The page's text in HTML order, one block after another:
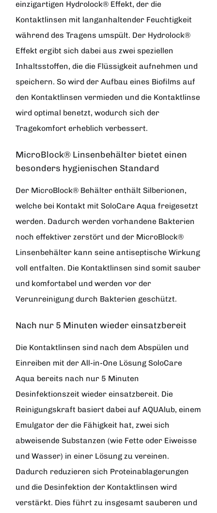
einzigartigen Hydrolock® Effekt, der die
Kontaktlinsen mit langanhaltender Feuchtigkeit
während des Tragens umspült. Der Hydrolock®
Effekt ergibt sich dabei aus zwei speziellen
Inhaltsstoffen, die die Flüssigkeit aufnehmen und
speichern. So wird der Aufbau eines Biofilms auf
den Kontaktlinsen vermieden und die Kontaktlinse
wird optimal benetzt, wodurch sich der
Tragekomfort erheblich verbessert.
MicroBlock® Linsenbehälter bietet einen
besonders hygienischen Standard
Der MicroBlock® Behälter enthält Silberionen,
welche bei Kontakt mit SoloCare Aqua freigesetzt
werden. Dadurch werden vorhandene Bakterien
noch effektiver zerstört und der MicroBlock®
Linsenbehälter kann seine antiseptische Wirkung
voll entfalten. Die Kontaktlinsen sind somit sauber
und komfortabel und werden vor der
Verunreinigung durch Bakterien geschützt.
Nach nur 5 Minuten wieder einsatzbereit
Die Kontaktlinsen sind nach dem Abspülen und
Einreiben mit der All-in-One Lösung SoloCare
Aqua bereits nach nur 5 Minuten
Desinfektionszeit wieder einsatzbereit. Die
Reinigungskraft basiert dabei auf AQUAlub, einem
Emulgator der die Fähigkeit hat, zwei sich
abweisende Substanzen (wie Fette oder Eiweisse
und Wasser) in einer Lösung zu vereinen.
Dadurch reduzieren sich Proteinablagerungen
und die Desinfektion der Kontaktlinsen wird
verstärkt. Dies führt zu insgesamt sauberen und